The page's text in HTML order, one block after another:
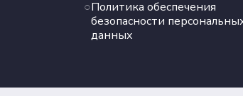
Политика обеспечения
безопасности
данных